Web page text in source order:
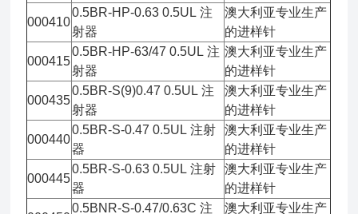
000410
0.5BR-HP-0.63 0.5UL 注
射器
澳大利亚专业生产
的进样针
000415
0.5BR-HP-63/47 0.5UL 注
射器
澳大利亚专业生产
的进样针
000435
0.5BR-S(9)0.47 0.5UL 注
射器
澳大利亚专业生产
的进样针
000440
0.5BR-S-0.47 0.5UL 注射
器
澳大利亚专业生产
的进样针
000445
0.5BR-S-0.63 0.5UL 注射
器
澳大利亚专业生产
的进样针
0.5BNR-S-0.47/0.63C 注
澳大利亚专业生产